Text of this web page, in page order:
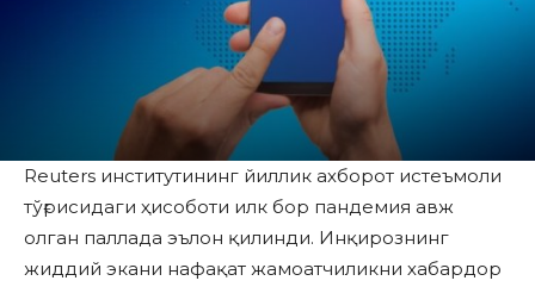
Reuters институтининг йиллик ахборот истеъмоли
тўғрисидаги ҳисоботи илк бор пандемия авж
олган паллада эълон қилинди. Инқирознинг
жиддий экани нафақат жамоатчиликни хабардор